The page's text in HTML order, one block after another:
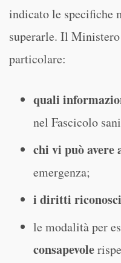
indicato le specifiche
superarle. Il
particolare:
quali
nel Fascicolo
chi vi può avere
emergenza;
i diritti
le modalità per
consapevole